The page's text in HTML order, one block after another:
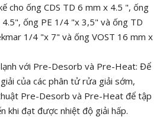
cho ống CDS TD 6 mm x 4.5 ", ống
4.5", ống PE 1/4 "x 3,5" và ống TD
1/4 "x 7" và ống VOST 16 mm x
với Pre-Desorb và Pre-Heat: Để
của các phân tử rửa giải sớm,
Pre-Desorb và Pre-Heat để tập
khi đạt được nhiệt độ giải hấp.